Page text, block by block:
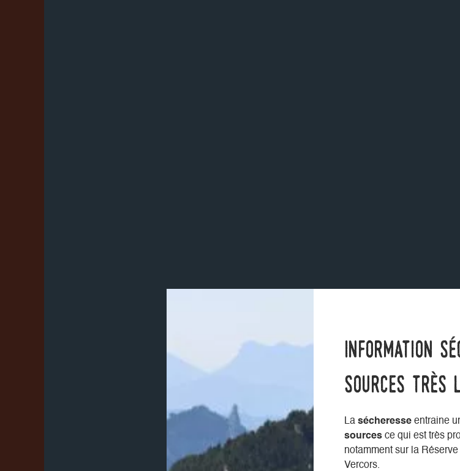
Information
sources très
La sécheresse entraine
sources ce qui est très
notamment sur la
Vercors.